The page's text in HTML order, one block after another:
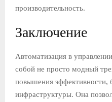
производительность.
Заключение
Автоматизация в
собой не просто модный
повышения эффективности,
инфраструктуры. Она